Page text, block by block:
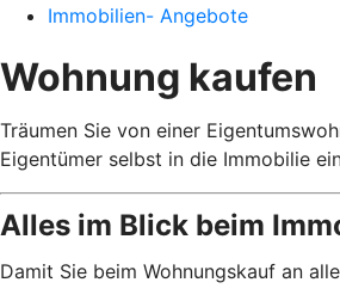
Immobilien- Angebote
Wohnung kaufen
Träumen Sie von einer
Eigentümer selbst in die Immobilie
Alles im Blick beim
Damit Sie beim Wohnungskauf an